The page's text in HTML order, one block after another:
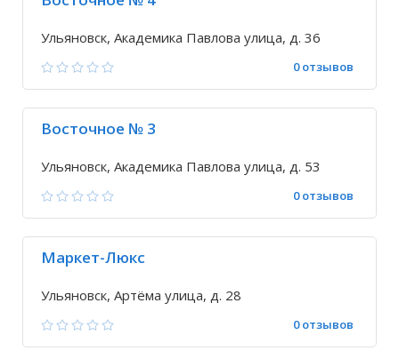
Ульяновск, Академика Павлова улица, д. 36
0 отзывов
Восточное № 3
Ульяновск, Академика Павлова улица, д. 53
0 отзывов
Маркет-Люкс
Ульяновск, Артёма улица, д. 28
0 отзывов